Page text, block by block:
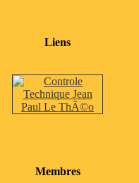
Liens
Membres